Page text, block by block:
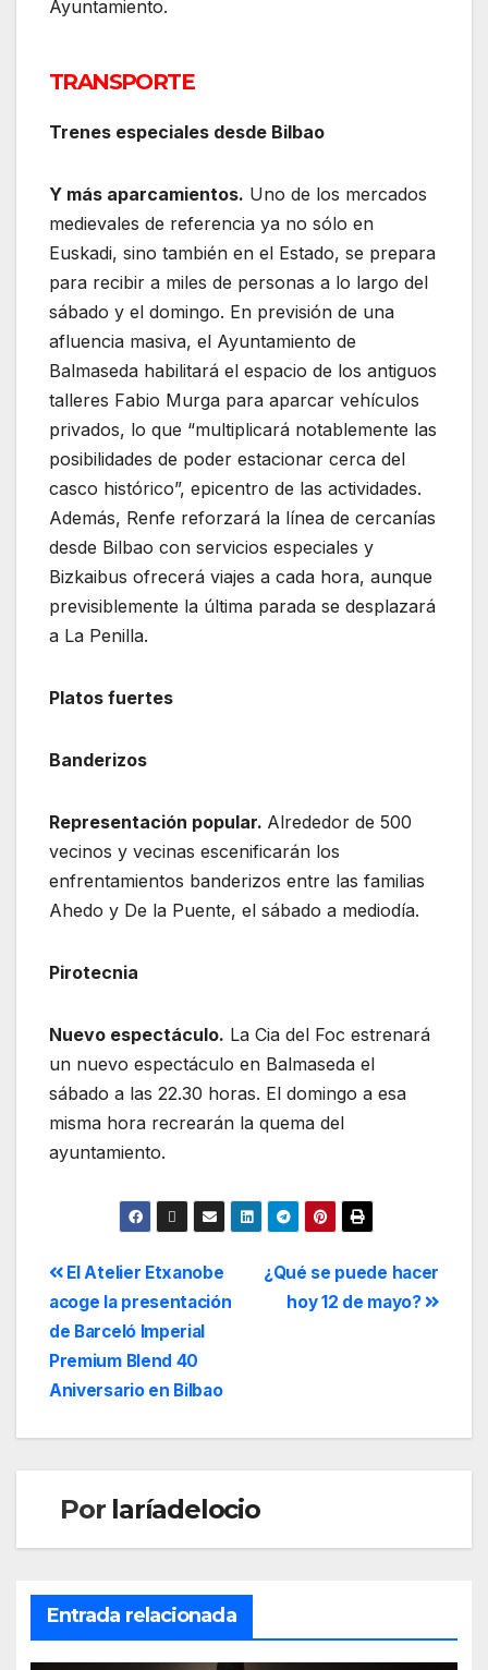
Ayuntamiento.
TRANSPORTE
Trenes especiales desde Bilbao
Y más aparcamientos. Uno de los mercados
medievales de referencia ya no sólo en
Euskadi, sino también en el Estado, se prepara
para recibir a miles de personas a lo largo del
sábado y el domingo. En previsión de una
afluencia masiva, el Ayuntamiento de
Balmaseda habilitará el espacio de los antiguos
talleres Fabio Murga para aparcar vehículos
privados, lo que “multiplicará notablemente las
posibilidades de poder estacionar cerca del
casco histórico”, epicentro de las actividades.
Además, Renfe reforzará la línea de cercanías
desde Bilbao con servicios especiales y
Bizkaibus ofrecerá viajes a cada hora, aunque
previsiblemente la última parada se desplazará
a La Penilla.
Platos fuertes
Banderizos
Representación popular. Alrededor de 500
vecinos y vecinas escenificarán los
enfrentamientos banderizos entre las familias
Ahedo y De la Puente, el sábado a mediodía.
Pirotecnia
Nuevo espectáculo. La Cia del Foc estrenará
un nuevo espectáculo en Balmaseda el
sábado a las 22.30 horas. El domingo a esa
misma hora recrearán la quema del
ayuntamiento.
¿Qué se puede hacer
hoy 12 de mayo?
El Atelier Etxanobe
acoge la presentación
de Barceló Imperial
Premium Blend 40
Aniversario en Bilbao
Por laríadelocio
Entrada relacionada